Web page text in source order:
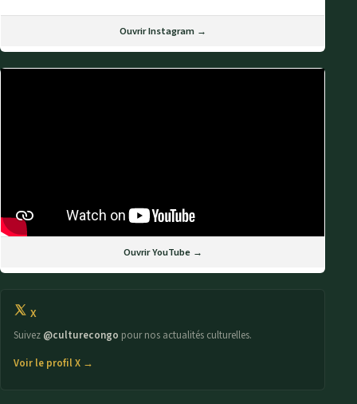
Ouvrir Instagram →
Ouvrir YouTube →
X
Suivez @culturecongo pour nos actualités culturelles.
Voir le profil X →